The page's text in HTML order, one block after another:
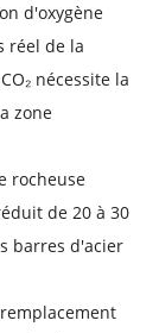
d'oxygène
réel de la
nécessite la
zone
rocheuse
de 20 à 30
barres d'acier